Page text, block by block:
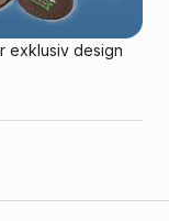
exklusiv design